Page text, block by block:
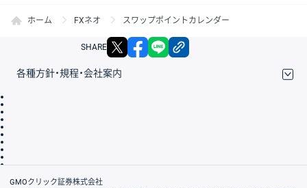
ホーム FXネオ スワップポイントカレンダー
SHARE X facebook
各種方針・規程・会社案内
会社案内
GMOクリック証券株式会社